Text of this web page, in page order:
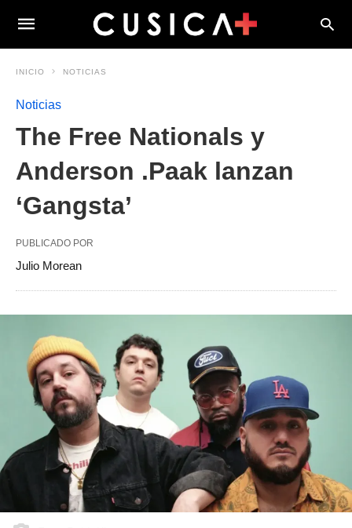
INICIO NOTICIAS
Noticias
The Free Nationals y
Anderson .Paak lanzan
‘Gangsta’
PUBLICADO POR
Julio Morean